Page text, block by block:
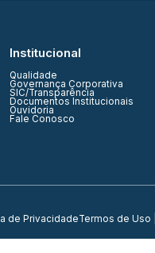
Institucional
Qualidade
Governança Corporativa
SIC/Transparência
Documentos Institucionais
Ouvidoria
Fale Conosco
de PrivacidadeTermos de Uso